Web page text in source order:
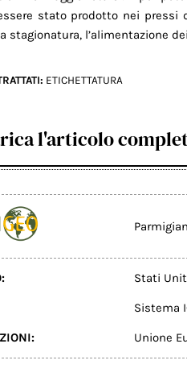
stato prodotto nei
stagionatura, l’alimentazione
ETICHETTATURA
l'articolo
Stati
Sistema
Unione